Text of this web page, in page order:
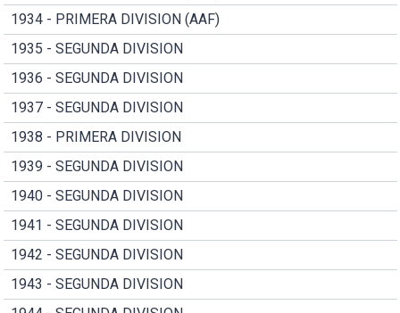
1934 - PRIMERA DIVISION (AAF)
1935 - SEGUNDA DIVISION
1936 - SEGUNDA DIVISION
1937 - SEGUNDA DIVISION
1938 - PRIMERA DIVISION
1939 - SEGUNDA DIVISION
1940 - SEGUNDA DIVISION
1941 - SEGUNDA DIVISION
1942 - SEGUNDA DIVISION
1943 - SEGUNDA DIVISION